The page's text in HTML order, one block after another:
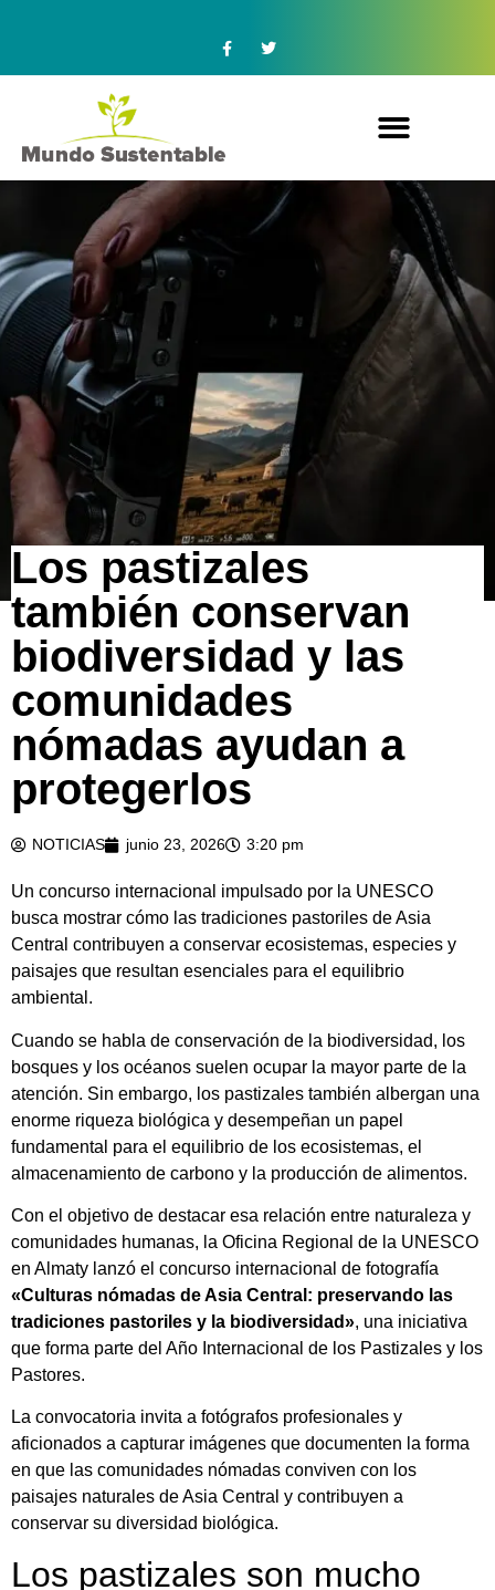
Los pastizales
también conservan
biodiversidad y las
comunidades
nómadas ayudan a
protegerlos
NOTICIAS junio 23, 2026 3:20 pm
Un concurso internacional impulsado por la UNESCO
busca mostrar cómo las tradiciones pastoriles de Asia
Central contribuyen a conservar ecosistemas, especies y
paisajes que resultan esenciales para el equilibrio
ambiental.
Cuando se habla de conservación de la biodiversidad, los
bosques y los océanos suelen ocupar la mayor parte de la
atención. Sin embargo, los pastizales también albergan una
enorme riqueza biológica y desempeñan un papel
fundamental para el equilibrio de los ecosistemas, el
almacenamiento de carbono y la producción de alimentos.
Con el objetivo de destacar esa relación entre naturaleza y
comunidades humanas, la Oficina Regional de la UNESCO
en Almaty lanzó el concurso internacional de fotografía
«Culturas nómadas de Asia Central: preservando las
tradiciones pastoriles y la biodiversidad», una iniciativa
que forma parte del Año Internacional de los Pastizales y los
Pastores.
La convocatoria invita a fotógrafos profesionales y
aficionados a capturar imágenes que documenten la forma
en que las comunidades nómadas conviven con los
paisajes naturales de Asia Central y contribuyen a
conservar su diversidad biológica.
Los pastizales son mucho